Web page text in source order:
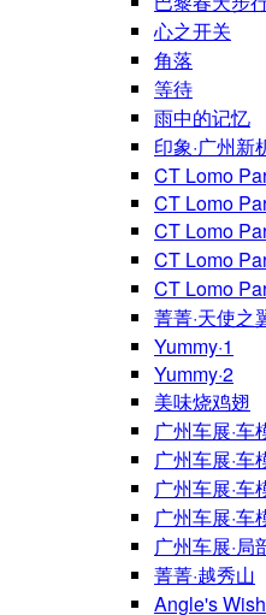
心之开关
角落
等待
雨中的记忆
印象·广州新
CT Lomo
CT Lomo
CT Lomo
CT Lomo
CT Lomo
菁菁·天使之
Yummy·1
Yummy·2
美味烧鸡翅
广州车展·车
广州车展·车
广州车展·车
广州车展·车
广州车展·局
菁菁·越秀山
Angle's Wish